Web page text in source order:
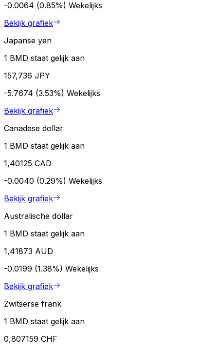
-0.0064 (0.85%) Wekelijks
Bekijk grafiek
Japanse yen
1 BMD staat gelijk aan
157,736 JPY
-5.7674 (3.53%) Wekelijks
Bekijk grafiek
Canadese dollar
1 BMD staat gelijk aan
1,40125 CAD
-0.0040 (0.29%) Wekelijks
Bekijk grafiek
Australische dollar
1 BMD staat gelijk aan
1,41873 AUD
-0.0199 (1.38%) Wekelijks
Bekijk grafiek
Zwitserse frank
1 BMD staat gelijk aan
0,807159 CHF